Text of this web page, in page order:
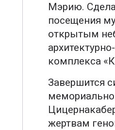
Мэрию.
посещения
открытым
комплекса
Завершится
жертвам